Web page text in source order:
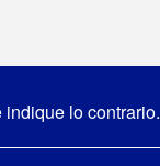
lo contrario.